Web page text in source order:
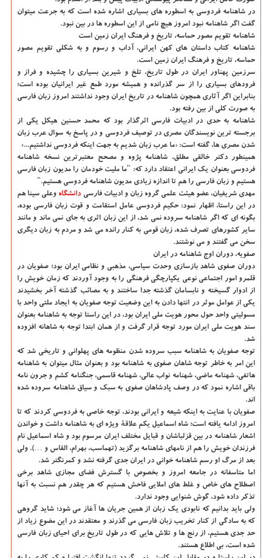
در شاهنامه فردوسی به اسطوره های بسیاری اشاره شده است که به جرعت میتوان
گفت اگر شاهنامه نبود امروز هیچ نامی از این اسطوره ها در بین نبود.
شاهنامه تقویم مصور حماسه، تاریخ و فرهنگ ایران زمین است
شاهنامه کتاب داستان های کهن ایرانی، آداب و رسوم و به شکلی تقویم مصور
حماسه، تاریخ و فرهنگ ایران زمین است.
سرزمین پهناور ایران در طول تاریخ، تلخ و شیرین بسیاری را چشیده و فراز و
فرودهای بسیاری را از سر گذرانده و همیشه مورد طمع غیر ایرانیان بوده است؛
بنابراین اگر آثاری همچون شاهنامه در تاریخ ایران وجود نداشتند امروز زبان فارسی
به صورت کلی از بین رفته بود.
شاهنامه به حدی در ادبیات فارسی اثرگذار بود که محمد حسنین هیکل یکی از
برجسته ترین نویسندگان مصری در توصیف فردوسی و در پاسخ به سوال عرب زبان
شدن مصری ها، گفته است: «ما عرب زبان شدیم به جهت اینکه فردوسی نداشتیم...»
همینطور دکتر خالقی مطلق، شاهنامه پژوه و مصحح معتبرترین نسخه شاهنامه
فردوسی بعنوان یک ایرانی اعتقاد دارد که: "ما ملیت خودمان را مدیون زبان فارسی
هستیم و زبان فارسی را هم تا اندازه زیادی مدیون شاهنامه فردوسی هستیم."
مهدی شریفیان، عضو هیئت علمی گروه زبان و ادبیات فارسی دانشگاه‌ وعلی سینا هم
در این راستا، اظهار نمود: حکیم فردوسی عامل استقامت و قوت زبان فارسی بوده،
بگونه ای که اگر شاهنامه سروده نمی شد، از این زبان اثری به جای نمی ماند و مانند
سایر کشورهای تصرف شده، زبان قومی به کنار رانده می شد و مردم به زبان دیگری
سخن می گفتند و می نوشتند.
صفویه، دوران اوج شاهنامه در ایران
دوران صفوی شاهد بازسازی وحدت سیاسی، مذهبی و نظامی ایران بود؛ صفویان در
قلمرو امور اجتماعی نوعی یکپارچگی فرهنگی را به وجود آوردند که زمان خویش را
از ادوار گسیخته و نابسامان گذشته جدا ساختند و به مصائب گذشته آخر بخشیدند
یکی از عوامل موثر در انتها دادن به این وضعیت توجه صفویان به ایجاد ملتی واحد با
مسولیتی واحد حول محور هویت ملی ایران بود، در این راستا توجه به شاهنامه بعنوان
سند هویت ملی ایران مورد توجه قرار گرفت و از همان ابتدا توجه به شاهانه افزوده
شد.
توجه صفویان به شاهنامه سبب سروده شدن منظومه های پهلوانی و تاریخی شد که
این امر به خاطر توجه شاهان صفوی به شاهنامه بود و بعنوان مثال میتوان به شاهنامه
هاتفی، شهنامه ماضی، شهنامه نواب عالی، شهنامه قاسمی، جنگنامه کشم و جرون نامه
باقی اشاره نمود که در وصف پادشاهان صفوی به سبک و سیاق شاهنامه سروده شده
اند.
صفویان با عنایت به اینکه شیعه و ایرانی بودند، توجه خاصی به فردوسی کردند که تا
امروز ادامه یافته است؛ شاه اسماعیل یکم علاقهٔ ویژه ای به شاهنامه داشت و خواندن
اشعار شاهنامه در بین قزلباشان و قبایل مختلف ایران مرسوم بود و شاه اسماعیل نام
فرزندان خویش را هم از نامهای شاهنامه برگزید (تهماسب، بهرام، القاس و …). ولی
بعد از مرگ او رسم شاهنامه خوانی در ایران جدی گرفته نشد و کمرنگتر شد.
اما متاسفانه در جامعه امروز و بخصوص با گسترش فضای مجازی شاهد برخی
اصطلاح های خاص و غلط های املایی فاحش هستیم که هر چقدر هم نسبت به آنها
تذکر داده شود، گوش شنوایی وجود ندارد.
ولی باید بدانیم که نابودی یک زبان از همین جریان ها آغاز می شود؛ شاید گروهی
که به سادگی از کنار تخریب زبان فارسی می گذرند و معتقدند در این مضوع زیاد از
حد جدی هستیم، از رنج ها و تلاش هایی که در طول تاریخ برای احیای زبان فارسی
شده است، بی اطلاع هستند.